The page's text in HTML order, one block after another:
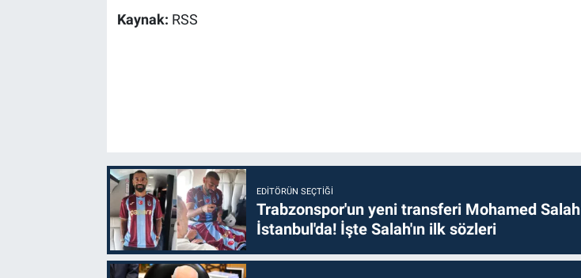
Kaynak: RSS
EDITÖRÜN SEÇTIĞI
Trabzonspor'un yeni transferi Mohamed Salah
İstanbul'da! İşte Salah'ın ilk sözleri